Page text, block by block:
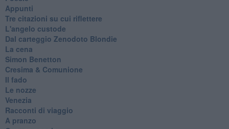
Appunti
Tre citazioni su cui riflettere
L'angelo custode
Dal carteggio Zenodoto Blondie
La cena
Simon Benetton
Cresima & Comunione
Il fado
Le nozze
Venezia
Racconti di viaggio
A pranzo